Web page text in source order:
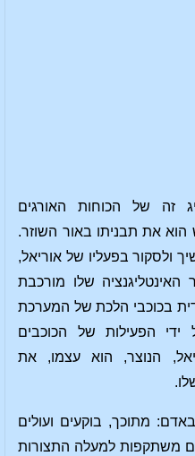
זה של הכוחות האורגים
את תבניתו באור השוזר.
ולסקור בפעליו של אוריאל,
שלו מורכבת
בכוכבי הלכת של המערכת
ידי הפעילות של הכוכבים
הנוצר, הוא עצמו, את
מתוכך, בוקעים ועולים
משתקפות למעלה התצורות